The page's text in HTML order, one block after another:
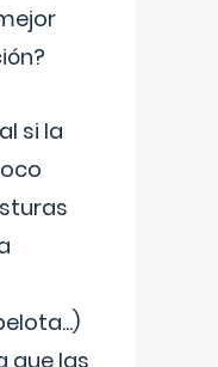
si la
que las